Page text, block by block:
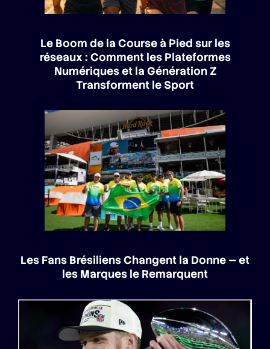
Le Boom de la Course à Pied sur les
réseaux : Comment les Plateformes
Numériques et la Génération Z
Transforment le Sport
Les Fans Brésiliens Changent la Donne — et
les Marques le Remarquent